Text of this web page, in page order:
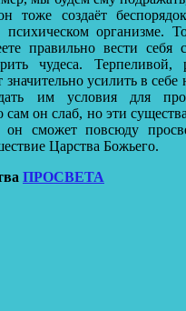
тоже создаёт
психическом организме.
правильно вести
чудеса. Терпеливой,
значительно усилить в
им условия для
он слаб, но эти
он сможет повсюду
Царства Божьего.
ПРОСВЕТА